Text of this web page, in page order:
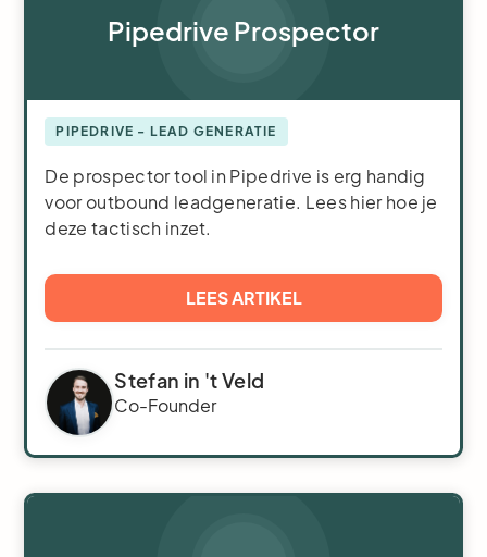
Pipedrive Prospector
PIPEDRIVE - LEAD GENERATIE
De prospector tool in Pipedrive is erg handig
voor outbound leadgeneratie. Lees hier hoe je
deze tactisch inzet.
LEES ARTIKEL
Stefan in 't Veld
Co-Founder